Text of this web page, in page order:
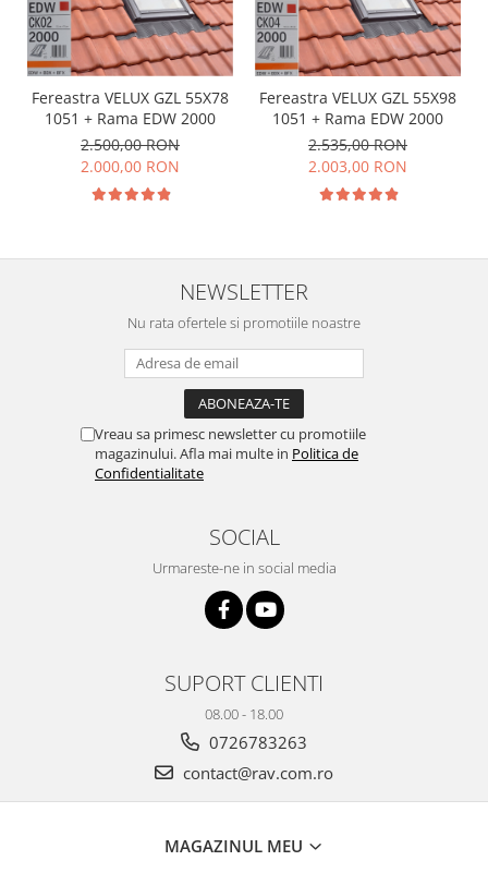
Fereastra VELUX GZL 55X78
1051 + Rama EDW 2000
2.500,00 RON
2.000,00 RON
Fereastra VELUX GZL 55X98
1051 + Rama EDW 2000
2.535,00 RON
2.003,00 RON
NEWSLETTER
Nu rata ofertele si promotiile noastre
Vreau sa primesc newsletter cu promotiile
magazinului. Afla mai multe in Politica de
Confidentialitate
SOCIAL
Urmareste-ne in social media
SUPORT CLIENTI
08.00 - 18.00
0726783263
contact@rav.com.ro
MAGAZINUL MEU